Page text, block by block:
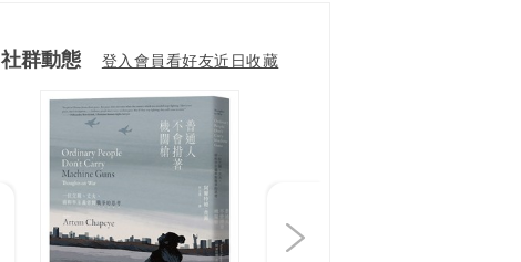
【客服電話異動公告】因調整作業模式，客服電話請改撥02-6605-7599 分機102，或使用客服信箱來信洽詢，謝謝您。客戶服務時間：週一~五 9:00~20:00，例假日期間暫停服務。
社群動態 登入會員看好友近日收藏